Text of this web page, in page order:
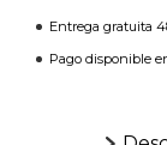
Entrega gratuita
Pago disponible